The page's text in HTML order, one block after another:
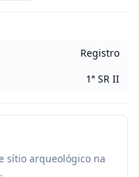
Registro
1ª SR II
sítio arqueológico na